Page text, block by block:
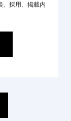
、採用、掲載内